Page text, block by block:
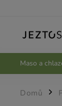
Maso a
Domů /